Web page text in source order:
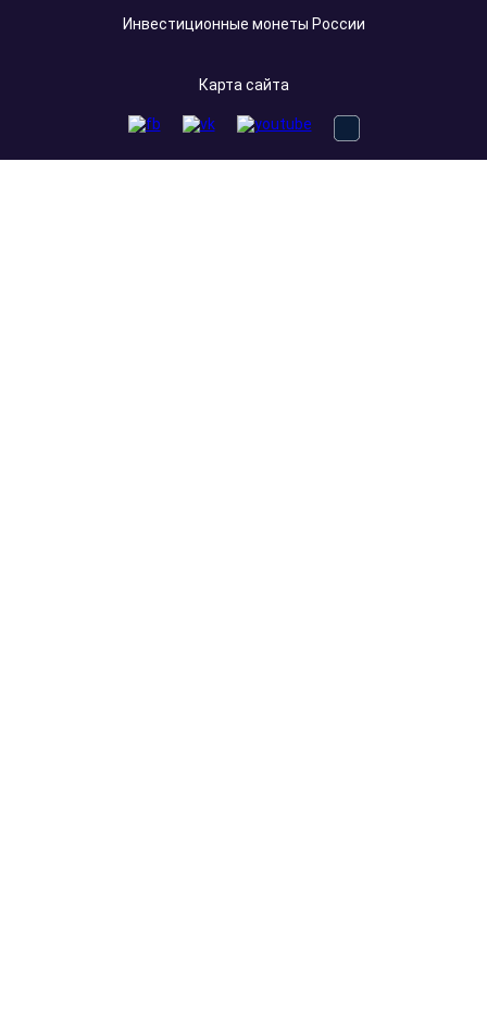
Инвестиционные монеты России
Карта сайта